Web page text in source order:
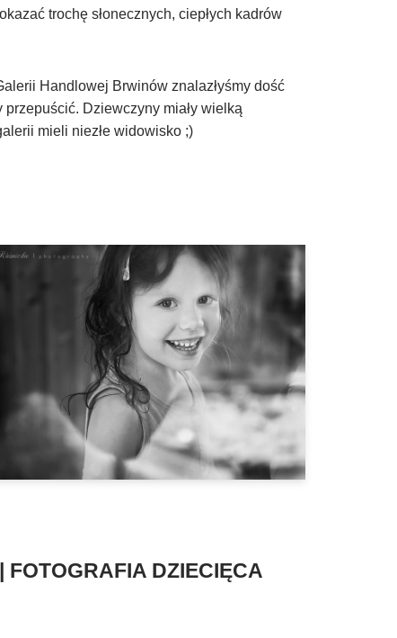
trochę słonecznych, ciepłych kadrów
Handlowej Brwinów znalazłyśmy dość
przepuścić. Dziewczyny miały wielką
mieli niezłe widowisko ;)
DZIECIĘCA